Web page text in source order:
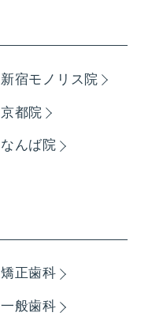
新宿モノリス院
京都院
なんば院
矯正歯科
一般歯科